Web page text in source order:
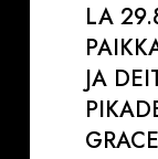
LA
JA